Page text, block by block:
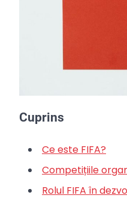
Cuprins
Ce este FIFA?
Competițiile
Rolul FIFA în